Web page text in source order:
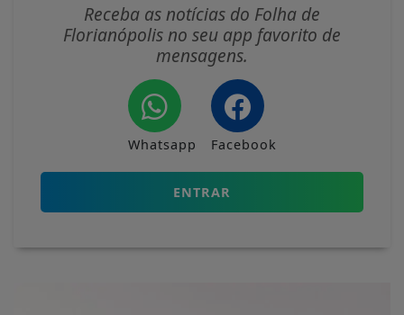
Receba as notícias do Folha de
Florianópolis no seu app favorito de
mensagens.
Whatsapp Facebook
ENTRAR